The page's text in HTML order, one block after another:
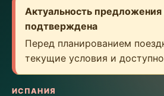
Актуальность предложения
подтверждена
Перед планированием
текущие условия и
ИСПАНИЯ